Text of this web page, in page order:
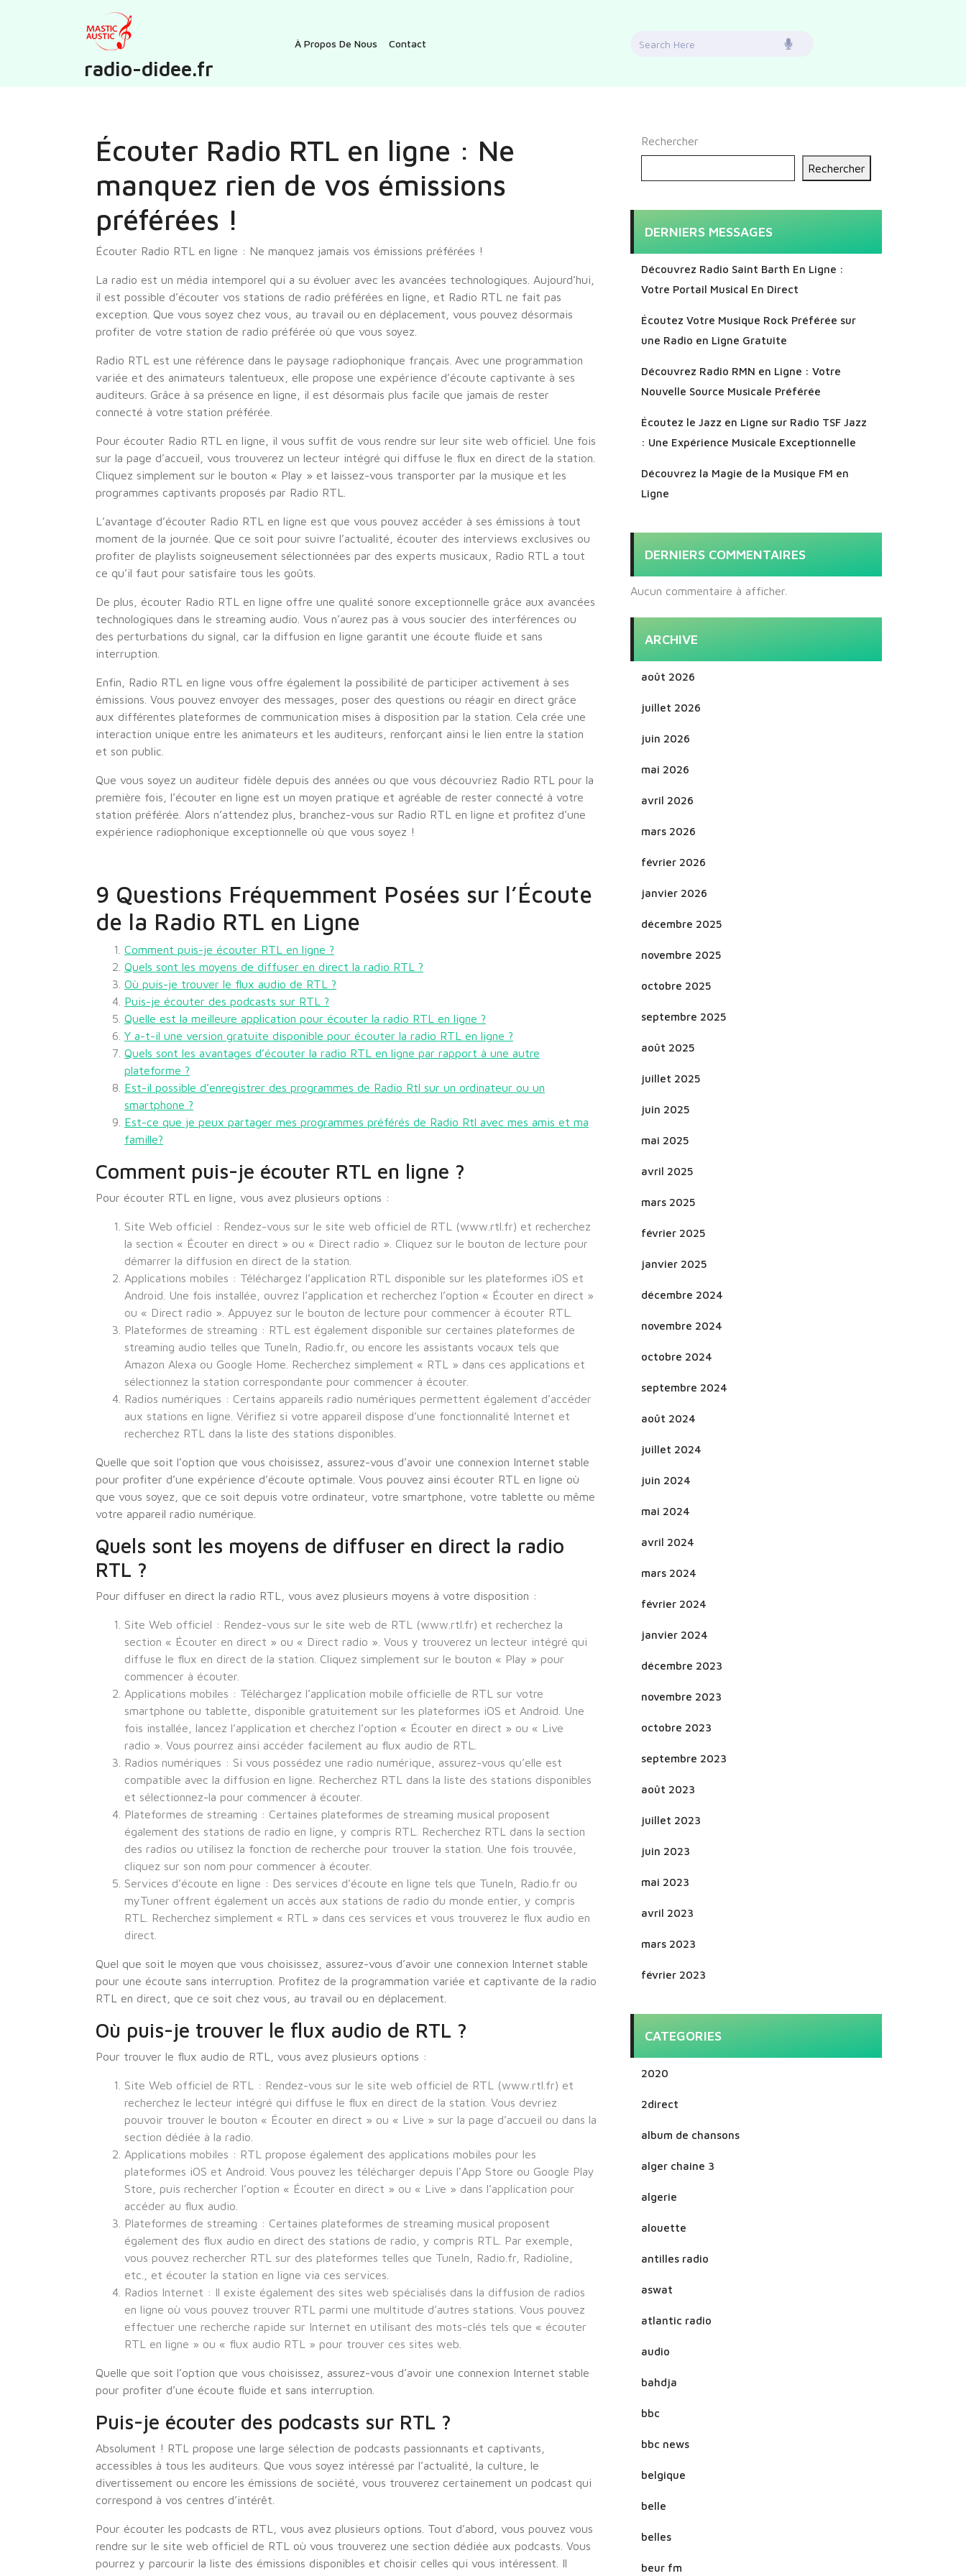
radio-didee.fr
À Propos De Nous Contact
Search
Écouter Radio RTL en ligne : Ne
manquez rien de vos émissions
préférées !
Écouter Radio RTL en ligne : Ne manquez jamais vos émissions préférées !
La radio est un média intemporel qui a su évoluer avec les avancées technologiques. Aujourd’hui,
il est possible d’écouter vos stations de radio préférées en ligne, et Radio RTL ne fait pas
exception. Que vous soyez chez vous, au travail ou en déplacement, vous pouvez désormais
profiter de votre station de radio préférée où que vous soyez.
Radio RTL est une référence dans le paysage radiophonique français. Avec une programmation
variée et des animateurs talentueux, elle propose une expérience d’écoute captivante à ses
auditeurs. Grâce à sa présence en ligne, il est désormais plus facile que jamais de rester
connecté à votre station préférée.
Pour écouter Radio RTL en ligne, il vous suffit de vous rendre sur leur site web officiel. Une fois
sur la page d’accueil, vous trouverez un lecteur intégré qui diffuse le flux en direct de la station.
Cliquez simplement sur le bouton « Play » et laissez-vous transporter par la musique et les
programmes captivants proposés par Radio RTL.
L’avantage d’écouter Radio RTL en ligne est que vous pouvez accéder à ses émissions à tout
moment de la journée. Que ce soit pour suivre l’actualité, écouter des interviews exclusives ou
profiter de playlists soigneusement sélectionnées par des experts musicaux, Radio RTL a tout
ce qu’il faut pour satisfaire tous les goûts.
De plus, écouter Radio RTL en ligne offre une qualité sonore exceptionnelle grâce aux avancées
technologiques dans le streaming audio. Vous n’aurez pas à vous soucier des interférences ou
des perturbations du signal, car la diffusion en ligne garantit une écoute fluide et sans
interruption.
Enfin, Radio RTL en ligne vous offre également la possibilité de participer activement à ses
émissions. Vous pouvez envoyer des messages, poser des questions ou réagir en direct grâce
aux différentes plateformes de communication mises à disposition par la station. Cela crée une
interaction unique entre les animateurs et les auditeurs, renforçant ainsi le lien entre la station
et son public.
Que vous soyez un auditeur fidèle depuis des années ou que vous découvriez Radio RTL pour la
première fois, l’écouter en ligne est un moyen pratique et agréable de rester connecté à votre
station préférée. Alors n’attendez plus, branchez-vous sur Radio RTL en ligne et profitez d’une
expérience radiophonique exceptionnelle où que vous soyez !
9 Questions Fréquemment Posées sur l’Écoute
de la Radio RTL en Ligne
Comment puis-je écouter RTL en ligne ?
Quels sont les moyens de diffuser en direct la radio RTL ?
Où puis-je trouver le flux audio de RTL ?
Puis-je écouter des podcasts sur RTL ?
Quelle est la meilleure application pour écouter la radio RTL en ligne ?
Y a-t-il une version gratuite disponible pour écouter la radio RTL en ligne ?
Quels sont les avantages d’écouter la radio RTL en ligne par rapport à une autre
plateforme ?
Est-il possible d’enregistrer des programmes de Radio Rtl sur un ordinateur ou un
smartphone ?
Est-ce que je peux partager mes programmes préférés de Radio Rtl avec mes amis et ma
famille?
Comment puis-je écouter RTL en ligne ?
Pour écouter RTL en ligne, vous avez plusieurs options :
Site Web officiel : Rendez-vous sur le site web officiel de RTL (www.rtl.fr) et recherchez
la section « Écouter en direct » ou « Direct radio ». Cliquez sur le bouton de lecture pour
démarrer la diffusion en direct de la station.
Applications mobiles : Téléchargez l’application RTL disponible sur les plateformes iOS et
Android. Une fois installée, ouvrez l’application et recherchez l’option « Écouter en direct »
ou « Direct radio ». Appuyez sur le bouton de lecture pour commencer à écouter RTL.
Plateformes de streaming : RTL est également disponible sur certaines plateformes de
streaming audio telles que TuneIn, Radio.fr, ou encore les assistants vocaux tels que
Amazon Alexa ou Google Home. Recherchez simplement « RTL » dans ces applications et
sélectionnez la station correspondante pour commencer à écouter.
Radios numériques : Certains appareils radio numériques permettent également d’accéder
aux stations en ligne. Vérifiez si votre appareil dispose d’une fonctionnalité Internet et
recherchez RTL dans la liste des stations disponibles.
Quelle que soit l’option que vous choisissez, assurez-vous d’avoir une connexion Internet stable
pour profiter d’une expérience d’écoute optimale. Vous pouvez ainsi écouter RTL en ligne où
que vous soyez, que ce soit depuis votre ordinateur, votre smartphone, votre tablette ou même
votre appareil radio numérique.
Quels sont les moyens de diffuser en direct la radio
RTL ?
Pour diffuser en direct la radio RTL, vous avez plusieurs moyens à votre disposition :
Site Web officiel : Rendez-vous sur le site web de RTL (www.rtl.fr) et recherchez la
section « Écouter en direct » ou « Direct radio ». Vous y trouverez un lecteur intégré qui
diffuse le flux en direct de la station. Cliquez simplement sur le bouton « Play » pour
commencer à écouter.
Applications mobiles : Téléchargez l’application mobile officielle de RTL sur votre
smartphone ou tablette, disponible gratuitement sur les plateformes iOS et Android. Une
fois installée, lancez l’application et cherchez l’option « Écouter en direct » ou « Live
radio ». Vous pourrez ainsi accéder facilement au flux audio de RTL.
Radios numériques : Si vous possédez une radio numérique, assurez-vous qu’elle est
compatible avec la diffusion en ligne. Recherchez RTL dans la liste des stations disponibles
et sélectionnez-la pour commencer à écouter.
Plateformes de streaming : Certaines plateformes de streaming musical proposent
également des stations de radio en ligne, y compris RTL. Recherchez RTL dans la section
des radios ou utilisez la fonction de recherche pour trouver la station. Une fois trouvée,
cliquez sur son nom pour commencer à écouter.
Services d’écoute en ligne : Des services d’écoute en ligne tels que TuneIn, Radio.fr ou
myTuner offrent également un accès aux stations de radio du monde entier, y compris
RTL. Recherchez simplement « RTL » dans ces services et vous trouverez le flux audio en
direct.
Quel que soit le moyen que vous choisissez, assurez-vous d’avoir une connexion Internet stable
pour une écoute sans interruption. Profitez de la programmation variée et captivante de la radio
RTL en direct, que ce soit chez vous, au travail ou en déplacement.
Où puis-je trouver le flux audio de RTL ?
Pour trouver le flux audio de RTL, vous avez plusieurs options :
Site Web officiel de RTL : Rendez-vous sur le site web officiel de RTL (www.rtl.fr) et
recherchez le lecteur intégré qui diffuse le flux en direct de la station. Vous devriez
pouvoir trouver le bouton « Écouter en direct » ou « Live » sur la page d’accueil ou dans la
section dédiée à la radio.
Applications mobiles : RTL propose également des applications mobiles pour les
plateformes iOS et Android. Vous pouvez les télécharger depuis l’App Store ou Google Play
Store, puis rechercher l’option « Écouter en direct » ou « Live » dans l’application pour
accéder au flux audio.
Plateformes de streaming : Certaines plateformes de streaming musical proposent
également des flux audio en direct des stations de radio, y compris RTL. Par exemple,
vous pouvez rechercher RTL sur des plateformes telles que TuneIn, Radio.fr, Radioline,
etc., et écouter la station en ligne via ces services.
Radios Internet : Il existe également des sites web spécialisés dans la diffusion de radios
en ligne où vous pouvez trouver RTL parmi une multitude d’autres stations. Vous pouvez
effectuer une recherche rapide sur Internet en utilisant des mots-clés tels que « écouter
RTL en ligne » ou « flux audio RTL » pour trouver ces sites web.
Quelle que soit l’option que vous choisissez, assurez-vous d’avoir une connexion Internet stable
pour profiter d’une écoute fluide et sans interruption.
Puis-je écouter des podcasts sur RTL ?
Absolument ! RTL propose une large sélection de podcasts passionnants et captivants,
accessibles à tous les auditeurs. Que vous soyez intéressé par l’actualité, la culture, le
divertissement ou encore les émissions de société, vous trouverez certainement un podcast qui
correspond à vos centres d’intérêt.
Pour écouter les podcasts de RTL, vous avez plusieurs options. Tout d’abord, vous pouvez vous
rendre sur le site web officiel de RTL où vous trouverez une section dédiée aux podcasts. Vous
pourrez y parcourir la liste des émissions disponibles et choisir celles qui vous intéressent. Il
Rechercher
Rechercher
DERNIERS MESSAGES
Découvrez Radio Saint Barth En Ligne :
Votre Portail Musical En Direct
Écoutez Votre Musique Rock Préférée sur
une Radio en Ligne Gratuite
Découvrez Radio RMN en Ligne : Votre
Nouvelle Source Musicale Préférée
Écoutez le Jazz en Ligne sur Radio TSF Jazz
: Une Expérience Musicale Exceptionnelle
Découvrez la Magie de la Musique FM en
Ligne
DERNIERS COMMENTAIRES
Aucun commentaire à afficher.
ARCHIVE
août 2026
juillet 2026
juin 2026
mai 2026
avril 2026
mars 2026
février 2026
janvier 2026
décembre 2025
novembre 2025
octobre 2025
septembre 2025
août 2025
juillet 2025
juin 2025
mai 2025
avril 2025
mars 2025
février 2025
janvier 2025
décembre 2024
novembre 2024
octobre 2024
septembre 2024
août 2024
juillet 2024
juin 2024
mai 2024
avril 2024
mars 2024
février 2024
janvier 2024
décembre 2023
novembre 2023
octobre 2023
septembre 2023
août 2023
juillet 2023
juin 2023
mai 2023
avril 2023
mars 2023
février 2023
CATEGORIES
2020
2direct
album de chansons
alger chaine 3
algerie
alouette
antilles radio
aswat
atlantic radio
audio
bahdja
bbc
bbc news
belgique
belle
belles
beur fm